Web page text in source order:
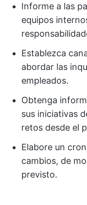
Informe a las
equipos
Establezca
abordar las
empleados.
Obtenga
sus iniciativas
retos desde el
Elabore un
cambios, de
previsto.